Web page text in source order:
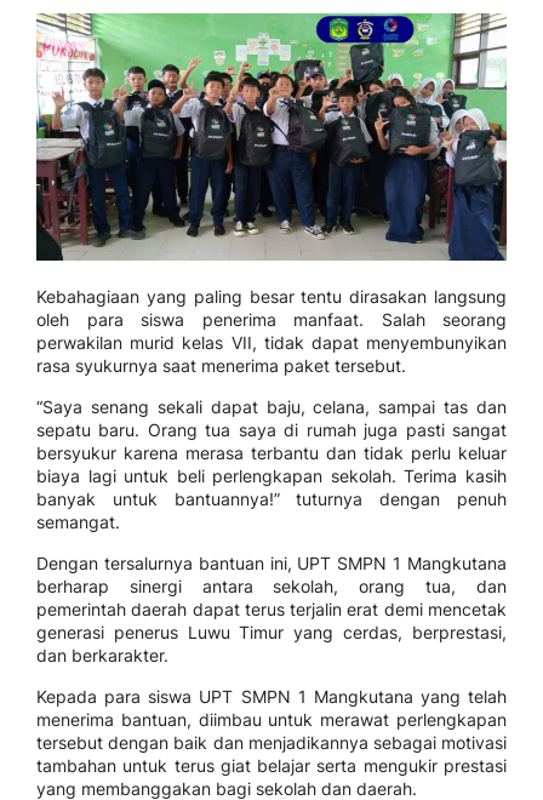
Kebahagiaan yang paling besar tentu dirasakan langsung
oleh para siswa penerima manfaat. Salah seorang
perwakilan murid kelas VII, tidak dapat menyembunyikan
rasa syukurnya saat menerima paket tersebut.
“Saya senang sekali dapat baju, celana, sampai tas dan
sepatu baru. Orang tua saya di rumah juga pasti sangat
bersyukur karena merasa terbantu dan tidak perlu keluar
biaya lagi untuk beli perlengkapan sekolah. Terima kasih
banyak untuk bantuannya!” tuturnya dengan penuh
semangat.
Dengan tersalurnya bantuan ini, UPT SMPN 1 Mangkutana
berharap sinergi antara sekolah, orang tua, dan
pemerintah daerah dapat terus terjalin erat demi mencetak
generasi penerus Luwu Timur yang cerdas, berprestasi,
dan berkarakter.
Kepada para siswa UPT SMPN 1 Mangkutana yang telah
menerima bantuan, diimbau untuk merawat perlengkapan
tersebut dengan baik dan menjadikannya sebagai motivasi
tambahan untuk terus giat belajar serta mengukir prestasi
yang membanggakan bagi sekolah dan daerah.